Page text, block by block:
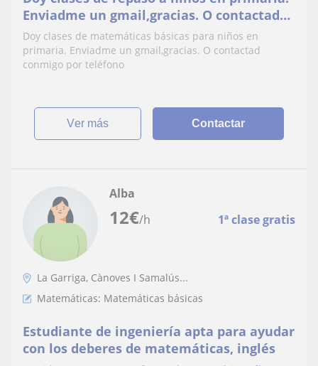
Enviadme un gmail,gracias. O contactad
conmigo por whtsapp (no atiendo
llamadas?
Doy clases de matemáticas básicas para niños en
primaria. Enviadme un gmail,gracias. O contactad
conmigo por teléfono
ver más Contactar
12€/h 1ª clase gratis
Alba
La Garriga, Cànoves I Samalús...
Matemáticas: Matemáticas básicas
Estudiante de ingeniería apta para ayudar
con los deberes de matemáticas, inglés